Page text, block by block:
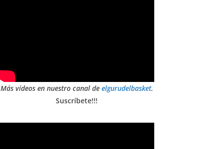
Más vídeos en nuestro canal de elgurudelbasket.
Suscríbete!!!